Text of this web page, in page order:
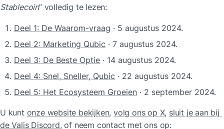
Stablecoin” volledig te lezen:
Deel 1: De Waarom-vraag · 5 augustus 2024.
Deel 2: Marketing Qubic · 7 augustus 2024.
Deel 3: De Beste Optie · 14 augustus 2024.
Deel 4: Snel, Sneller, Qubic · 22 augustus 2024.
Deel 5: Het Ecosysteem Groeien · 2 september 2024.
U kunt onze website bekijken, volg ons op X, sluit je aan bij
de Valis Discord, of neem contact met ons op: